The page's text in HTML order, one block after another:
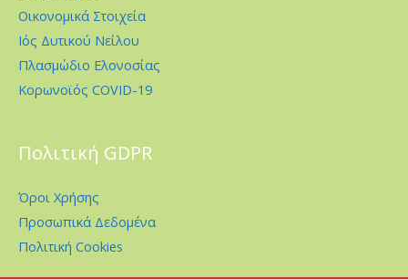
Οικονομικά Στοιχεία
Ιός Δυτικού Νείλου
Πλασμώδιο Ελονοσίας
Κορωνοϊός COVID-19
Πολιτική GDPR
Όροι Χρήσης
Προσωπικά Δεδομένα
Πολιτική Cookies